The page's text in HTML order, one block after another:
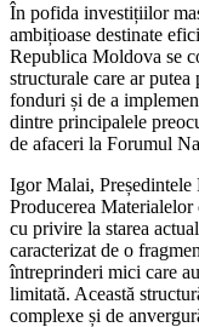
În pofida investițiilor
ambițioase destinate
Republica Moldova se
structurale care ar putea
fonduri și de a
dintre principalele
de afaceri la Forumul
Igor Malai,
Producerea Materialelor
cu privire la starea
caracterizat de o
întreprinderi mici care
limitată. Această
complexe și de